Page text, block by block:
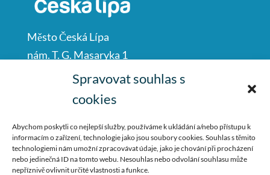
Spravovat souhlas s
cookies
Abychom poskytli co nejlepší služby, používáme k ukládání a/nebo přístupu k
informacím o zařízení, technologie jako jsou soubory cookies. Souhlas s těmito
technologiemi nám umožní zpracovávat údaje, jako je chování při procházení
nebo jedinečná ID na tomto webu. Nesouhlas nebo odvolání souhlasu může
nepříznivě ovlivnit určité vlastnosti a funkce.
Město Česká Lípa
nám. T. G. Masaryka 1
Česká Lípa
487 881 111
podatelna@mucl.cz